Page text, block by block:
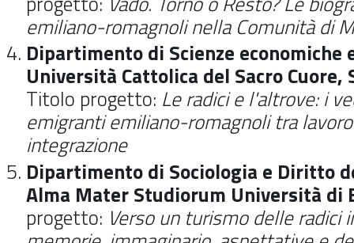
emiliano-romagnoli nella Comunità di
Dipartimento di Scienze economiche
Università Cattolica del Sacro Cuore,
Titolo progetto: Le radici e l'altrove: i
emigranti emiliano-romagnoli tra
integrazione
Dipartimento di Sociologia e Diritto
Alma Mater Studiorum Università di
progetto: Verso un turismo delle radici